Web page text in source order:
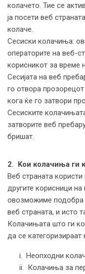
колачето. Тие се
ја посети веб
колаче.
Сесиски колачиња:
операторите на веб-
корисникот за време
Сесијата на веб
го отвора
кога ќе го затвори
Сесиските
затворите веб
бришат.
2. Koи колачиња ги
Веб страната
другите корисници
овозможиме подобра
веб страната, и исто
Колачињата што ги
да се
i. Неопходни
ii. Колачиња за